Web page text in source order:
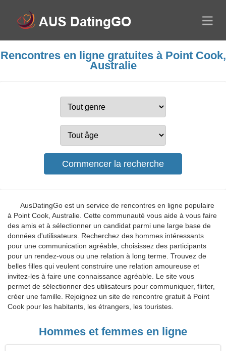
Rencontres en ligne gratuites à Point Cook,
Australie
AusDatingGo est un service de rencontres en ligne populaire
à Point Cook, Australie. Cette communauté vous aide à vous faire
des amis et à sélectionner un candidat parmi une large base de
données d'utilisateurs. Recherchez des hommes intéressants
pour une communication agréable, choisissez des participants
pour un rendez-vous ou une relation à long terme. Trouvez de
belles filles qui veulent construire une relation amoureuse et
invitez-les à faire une connaissance agréable. Le site vous
permet de sélectionner des utilisateurs pour communiquer, flirter,
créer une famille. Rejoignez un site de rencontre gratuit à Point
Cook pour les habitants, les étrangers, les touristes.
Hommes et femmes en ligne